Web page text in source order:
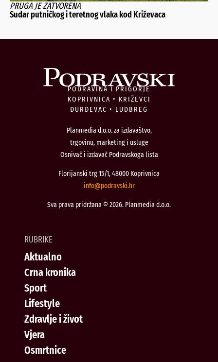
PRUGA JE ZATVORENA
Sudar putničkog i teretnog vlaka kod Križevaca
PODRAVINA I PRIGORJE
KOPRIVNICA • KRIŽEVCI
ĐURĐEVAC • LUDBREG
Planmedia d.o.o. za izdavaštvo,
trgovinu, marketing i usluge
Osnivač i izdavač Podravskoga lista
Florijanski trg 15/1, 48000 Koprivnica
rh.iksvardop
@ofni
Sva prava pridržana © 2026. Planmedia d.o.o.
RUBRIKE
Aktualno
Crna kronika
Sport
Lifestyle
Zdravlje i život
Vjera
Osmrtnice